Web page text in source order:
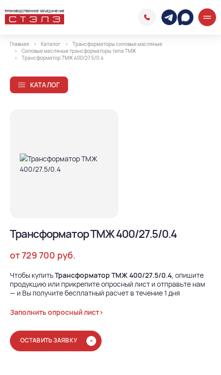
Главная Каталог
Трансформаторы силовые масляные
Силовые масляные трансформаторы типа ТМЖ
Трансформатор ТМЖ 400/27.5/0.4
КАТАЛОГ
Трансформатор ТМЖ 400/27.5/0.4
от 729 700 руб.
Чтобы купитьТрансформатор ТМЖ 400/27.5/0.4, опишите
продукцию или прикрепите опросный лист и отправьте нам
— и Вы получите бесплатный расчет в течение 1 дня
Заполнить опросный лист>
ОСТАВИТЬ ЗАЯВКУ